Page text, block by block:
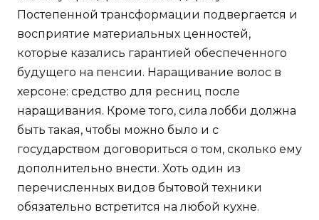
Постепенной трансформации подвергается и
восприятие материальных ценностей,
которые казались гарантией обеспеченного
будущего на пенсии. Наращивание волос в
херсоне: средство для ресниц после
наращивания. Кроме того, сила лобби должна
быть такая, чтобы можно было и с
государством договориться о том, сколько ему
дополнительно внести. Хоть один из
перечисленных видов бытовой техники
обязательно встретится на любой кухне.